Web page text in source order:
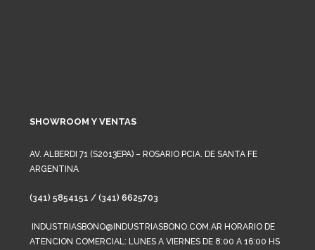
SHOWROOM Y VENTAS
AV. ALBERDI 71 (S2013EPA) – ROSARIO PCIA. DE SANTA FE
ARGENTINA
(341) 5854151 / (341) 6625703
INDUSTRIASBONO@INDUSTRIASBONO.COM.AR HORARIO DE
ATENCION COMERCIAL: LUNES A VIERNES DE 8:00 A 16:00 HS